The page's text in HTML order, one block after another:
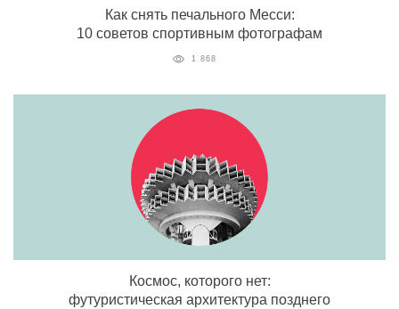
Как снять печального Месси:
10 советов спортивным фотографам
1 868
Космос, которого нет:
футуристическая архитектура позднего